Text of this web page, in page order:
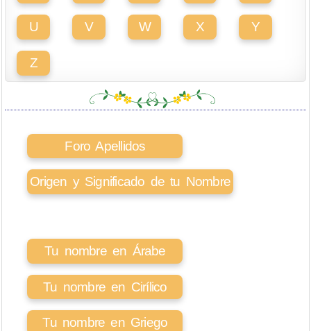
U V W X Y
Z
Foro Apellidos
Origen y Significado de tu Nombre
Tu nombre en Árabe
Tu nombre en Cirílico
Tu nombre en Griego